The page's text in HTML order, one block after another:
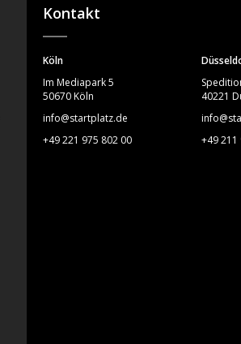
Kontakt
Köln
Im Mediapark 5
50670 Köln
info@startplatz.de
+49 221 975 802 00
40221
+49 211